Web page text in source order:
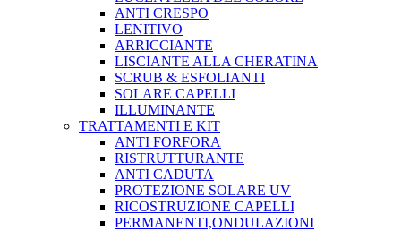
ANTI CRESPO
LENITIVO
ARRICCIANTE
LISCIANTE ALLA CHERATINA
SCRUB & ESFOLIANTI
SOLARE CAPELLI
ILLUMINANTE
TRATTAMENTI E KIT
ANTI FORFORA
RISTRUTTURANTE
ANTI CADUTA
PROTEZIONE SOLARE UV
RICOSTRUZIONE CAPELLI
PERMANENTI,ONDULAZIONI